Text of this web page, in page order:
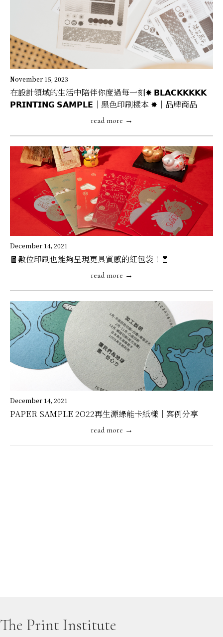
November 15, 2023
在設計領域的生活中陪伴你度過每一刻✸ 𝗕𝗟𝗔𝗖𝗞𝗞𝗞𝗞𝗞
𝗣𝗥𝗜𝗡𝗧𝗜𝗡𝗚 𝗦𝗔𝗠𝗣𝗟𝗘｜黑色印刷樣本 ✸｜品牌商品
read more →
December 14, 2021
🧧數位印刷也能夠呈現更具質感的紅包袋！🧧
read more →
December 14, 2021
PAPER SAMPLE 2O22再生源綠能卡紙樣｜案例分享
read more →
The Print Institute